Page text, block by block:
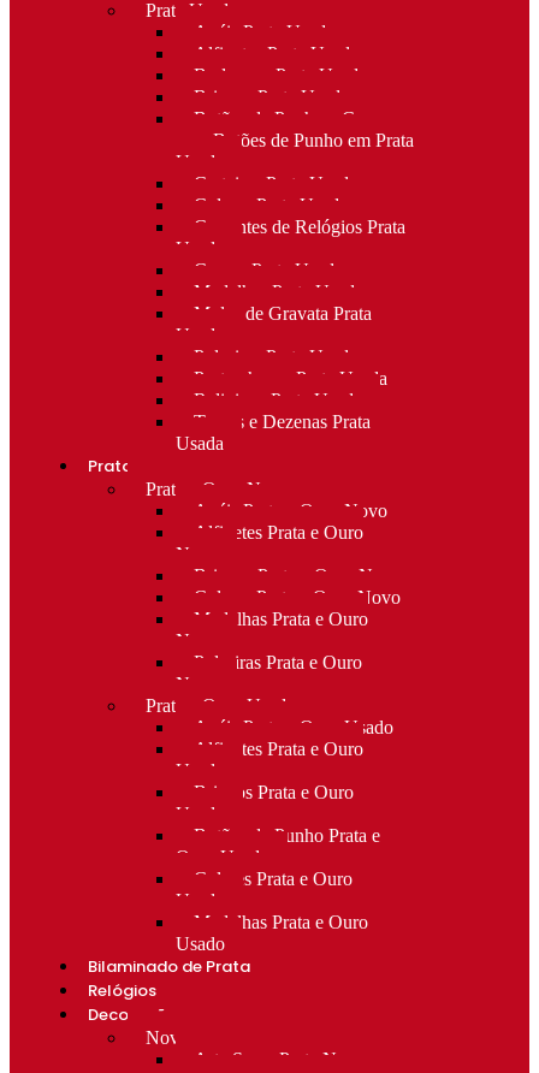
Prata Usada
Anéis Prata Usada
Alfinetes Prata Usada
Berloques Prata Usada
Brincos Prata Usada
Botões de Punho e Capas
para Botões de Punho em Prata
Usada
Carteiras Prata Usada
Colares Prata Usada
Correntes de Relógios Prata
Usada
Cruzes Prata Usada
Medalhas Prata Usada
Molas de Gravata Prata
Usada
Pulseiras Prata Usada
Porta-chaves Prata Usada
Religioso Prata Usada
Terços e Dezenas Prata
Usada
Prata e ouro
Prata e Ouro Novo
Anéis Prata e Ouro Novo
Alfinetes Prata e Ouro
Novo
Brincos Prata e Ouro Novo
Colares Prata e Ouro Novo
Medalhas Prata e Ouro
Novo
Pulseiras Prata e Ouro
Novo
Prata e Ouro Usado
Anéis Prata e Ouro Usado
Alfinetes Prata e Ouro
Usado
Brincos Prata e Ouro
Usado
Botões de Punho Prata e
Ouro Usado
Colares Prata e Ouro
Usado
Medalhas Prata e Ouro
Usado
Bilaminado de Prata
Relógios
Decoração
Novo
Arte Sacra Prata Nova